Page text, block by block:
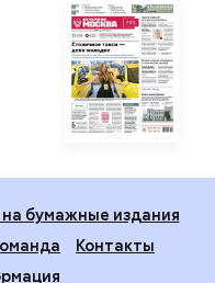
бумажные издания
Контакты